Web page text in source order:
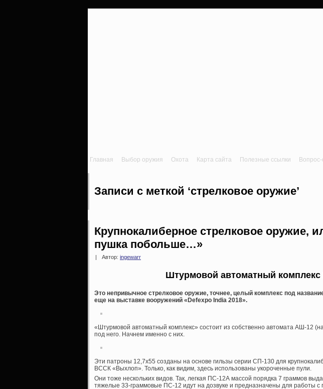
Главная Выбор оружия Охота Карта сайта Полезные ссылки Вопрос-
Записи с меткой ‘стрелковое оружие’
Крупнокалиберное стрелковое оружие,
пушка побольше…»
Автор: ingewarr
Штурмовой автоматный
Это непривычное стрелковое оружие, точнее, целый комплекс под
еще на выставке вооружений «Defexpo India 2018».
«Штурмовой автоматный комплекс» состоит из собственно автомата АШ-12
под него. Начнем именно с них.
Эти патроны 12,7х55 созданы на основе гильзы серии СП-130 для
ВССК «Выхлоп». Только, как видим, здесь использованы укороченные пули.
Они тоже нескольких видов. Так, легкая ПС-12А массой порядка 7 граммов
тяжелые 33-граммовые ПС-12 идут на дозвуке и предназначены для работы